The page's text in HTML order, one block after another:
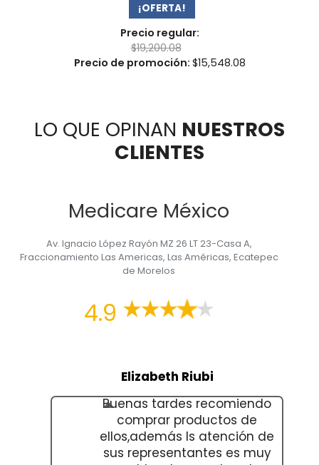
¡OFERTA!
Precio regular:
$19,200.08
Precio de promoción: $15,548.08
LO QUE OPINAN NUESTROS
CLIENTES
Medicare México
Av. Ignacio López Rayón MZ 26 LT 23-Casa A,
Fraccionamiento Las Americas, Las Américas, Ecatepec
de Morelos
4.9
Elizabeth Riubi
Buenas tardes recomiendo
comprar productos de
ellos,además ls atención de
sus representantes es muy